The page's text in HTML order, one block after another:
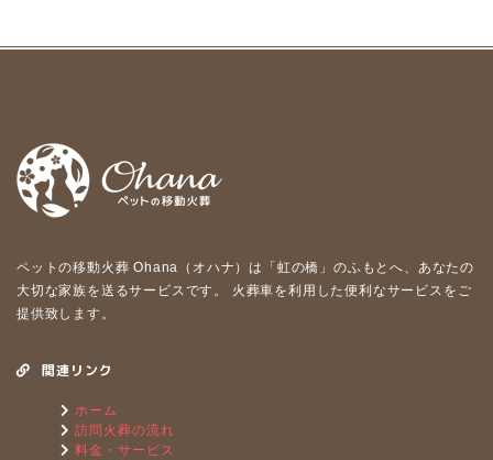
ペットの移動⽕葬 Ohana（オハナ）は「虹の橋」のふもとへ、あなたの
⼤切な家族を送るサービスです。 ⽕葬⾞を利⽤した便利なサービスをご
提供致します。
関連リンク
ホーム
訪問火葬の流れ
料金・サービス